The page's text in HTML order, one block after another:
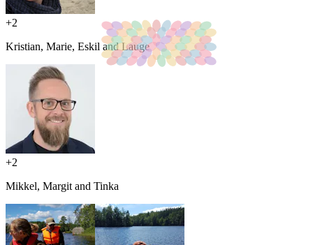
+2
Kristian, Marie, Eskil and Lauge
+2
Mikkel, Margit and Tinka